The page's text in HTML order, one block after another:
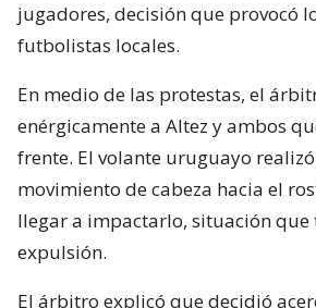
jugadores, decisión que provocó
futbolistas locales.
En medio de las protestas, el
enérgicamente a Altez y ambos
frente. El volante uruguayo
movimiento de cabeza hacia el
llegar a impactarlo, situación que
expulsión.
El árbitro explicó que decidió